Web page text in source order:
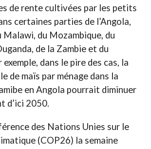
de rente cultivées par les petits
certaines parties de l’Angola,
Malawi, du Mozambique, du
de la Zambie et du
dans le pire des cas, la
de maïs par ménage dans la
en Angola pourrait diminuer
d’ici 2050.
des Nations Unies sur le
(COP26) la semaine